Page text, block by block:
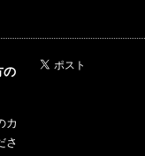
の
カ
さ